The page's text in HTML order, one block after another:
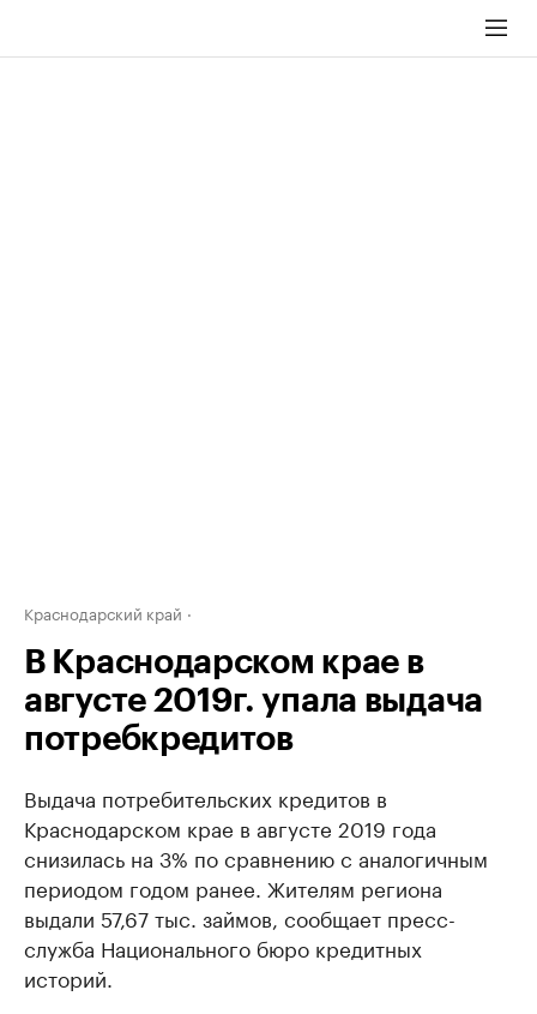
Краснодарский край
В Краснодарском крае в
августе 2019г. упала выдача
потребкредитов
Выдача потребительских кредитов в
Краснодарском крае в августе 2019 года
снизилась на 3% по сравнению с аналогичным
периодом годом ранее. Жителям региона
выдали 57,67 тыс. займов, сообщает пресс-
служба Национального бюро кредитных
историй.